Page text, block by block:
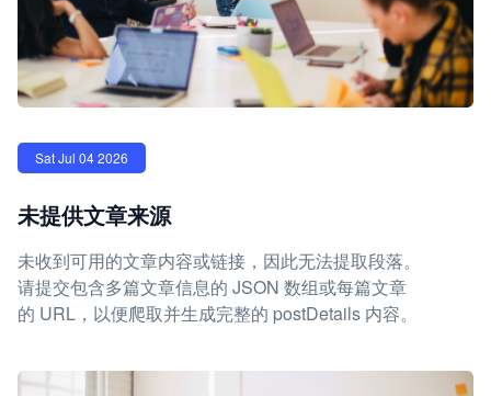
Sat Jul 04 2026
未提供文章来源
未收到可用的文章内容或链接，因此无法提取段落。
请提交包含多篇文章信息的 JSON 数组或每篇文章
的 URL，以便爬取并生成完整的 postDetails 内容。